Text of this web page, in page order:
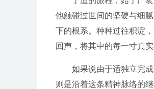
他触碰过世间的坚硬与细
下的根系。种种过往积淀
回声，将其中的每一寸真
如果说由于适独立完
则是沿着这条精神脉络的